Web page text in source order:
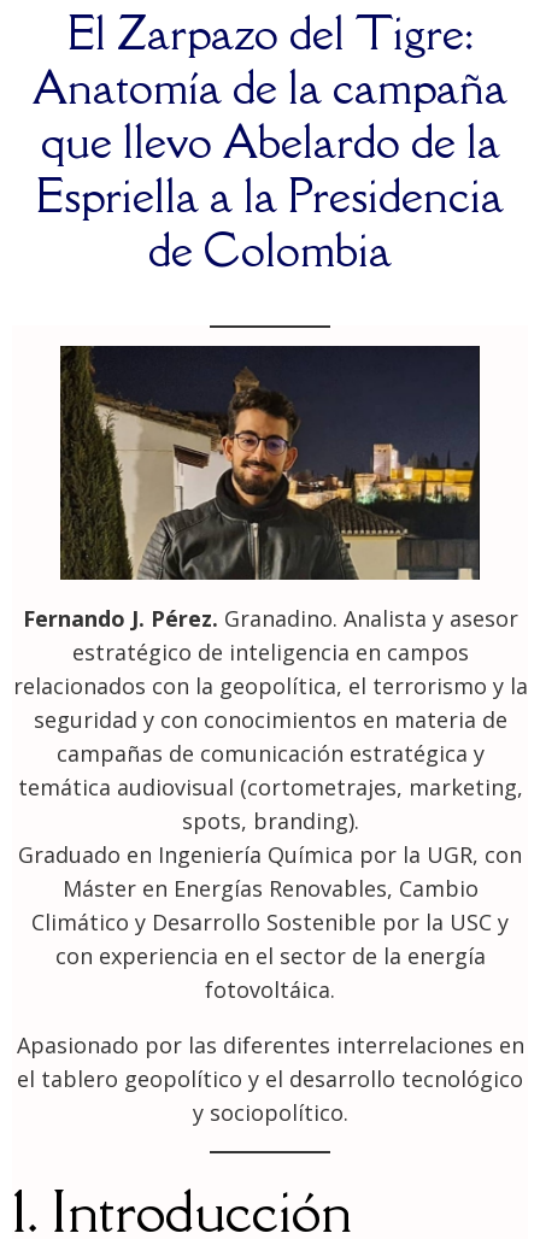
El Zarpazo del Tigre:
Anatomía de la campaña
que llevo Abelardo de la
Espriella a la Presidencia
de Colombia
Fernando J. Pérez. Granadino. Analista y asesor
estratégico de inteligencia en campos
relacionados con la geopolítica, el terrorismo y la
seguridad y con conocimientos en materia de
campañas de comunicación estratégica y
temática audiovisual (cortometrajes, marketing,
spots, branding).
Graduado en Ingeniería Química por la UGR, con
Máster en Energías Renovables, Cambio
Climático y Desarrollo Sostenible por la USC y
con experiencia en el sector de la energía
fotovoltáica.
Apasionado por las diferentes interrelaciones en
el tablero geopolítico y el desarrollo tecnológico
y sociopolítico.
1. Introducción